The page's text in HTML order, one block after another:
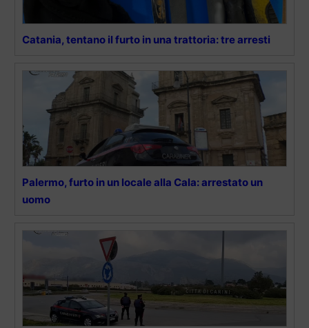
Catania, tentano il furto in una trattoria: tre arresti
Palermo, furto in un locale alla Cala: arrestato un
uomo